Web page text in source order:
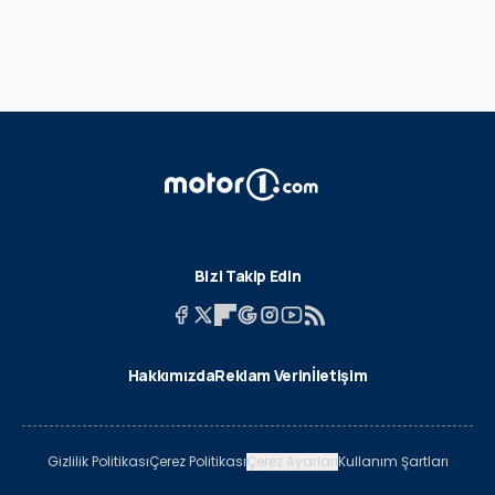
Bizi Takip Edin
HakkımızdaReklam Verinİletişim
Gizlilik PolitikasıÇerez PolitikasıÇerez AyarlarıKullanım Şartları